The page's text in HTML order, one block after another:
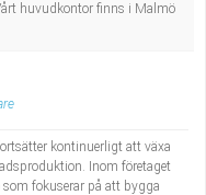
huvudkontor finns i Malmö
kontinuerligt att växa
Inom företaget
som fokuserar på att bygga